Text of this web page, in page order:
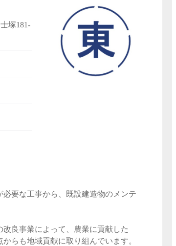
塚181-
要な工事から、既設建造物のメンテ
良事業によって、農業に貢献した
らも地域貢献に取り組んでいます。